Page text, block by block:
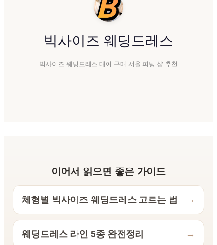
빅사이즈 웨딩드레스
빅사이즈 웨딩드레스 대여 구매 서울 피팅 샵 추천
이어서 읽으면 좋은 가이드
체형별 빅사이즈 웨딩드레스 고르는 법 →
웨딩드레스 라인 5종 완전정리 →